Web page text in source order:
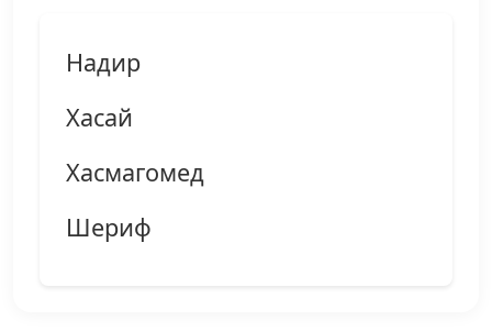
Надир
Хасай
Хасмагомед
Шериф